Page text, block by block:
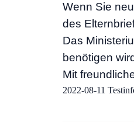
Wenn Sie
des
Das
benötigen
Mit
2022-08-11